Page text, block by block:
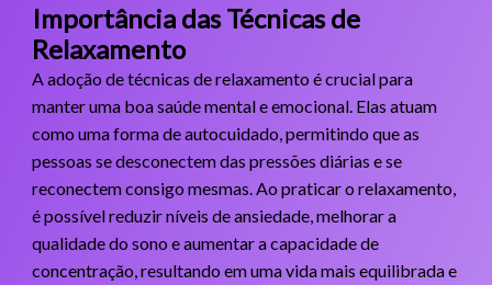
Importância das Técnicas de
Relaxamento
A adoção de técnicas de relaxamento é crucial para
manter uma boa saúde mental e emocional. Elas atuam
como uma forma de autocuidado, permitindo que as
pessoas se desconectem das pressões diárias e se
reconectem consigo mesmas. Ao praticar o relaxamento,
é possível reduzir níveis de ansiedade, melhorar a
qualidade do sono e aumentar a capacidade de
concentração, resultando em uma vida mais equilibrada e